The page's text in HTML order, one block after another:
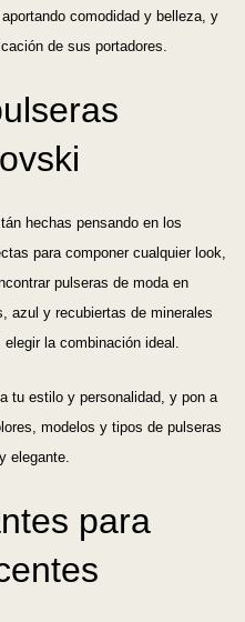
comodidad y belleza, y
de sus portadores.
hechas pensando en los
para componer cualquier look,
pulseras de moda en
azul y recubiertas de minerales
la combinación ideal.
tu estilo y personalidad, y pon a
modelos y tipos de pulseras
elegante.
para